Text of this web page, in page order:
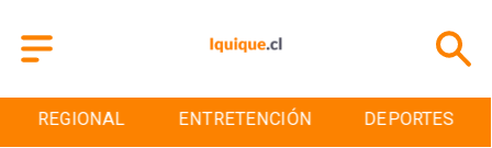
REGIONAL ENTRETENCIÓN DEPORTES